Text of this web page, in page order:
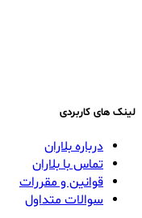
لینک های کاربردی
درباره بلاران
تماس با بلاران
قوانین و مقررات
سوالات متداول